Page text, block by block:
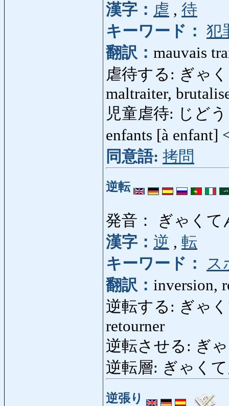
漢字： 虐 , 待
キーワード： 犯
翻訳： mauvais
虐待する: ぎゃく
maltraiter,
児童虐待: じど
enfants [à enfant]
同意語: 拷問
逆転
発音： ぎゃくて
漢字： 逆 , 転
キーワード：
ス
翻訳： inversion,
逆転する: ぎゃく
retourner
逆転させる: ぎゃ
逆転層: ぎゃく
逆張り